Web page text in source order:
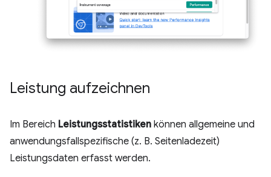
Leistung aufzeichnen
Im Bereich Leistungsstatistiken können allgemeine und
anwendungsfallspezifische (z. B. Seitenladezeit)
Leistungsdaten erfasst werden.